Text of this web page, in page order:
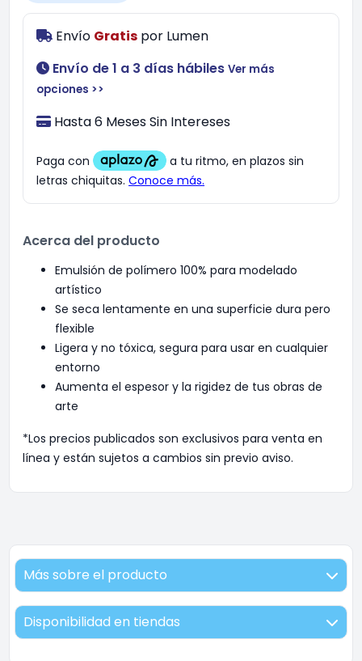
Envío Gratis por Lumen
Envío de 1 a 3 días hábiles Ver más
opciones >>
Hasta 6 Meses Sin Intereses
Acerca del producto
Emulsión de polímero 100% para modelado
artístico
Se seca lentamente en una superficie dura pero
flexible
Ligera y no tóxica, segura para usar en cualquier
entorno
Aumenta el espesor y la rigidez de tus obras de
arte
*Los precios publicados son exclusivos para venta en
línea y están sujetos a cambios sin previo aviso.
Más sobre el producto
Disponibilidad en tiendas